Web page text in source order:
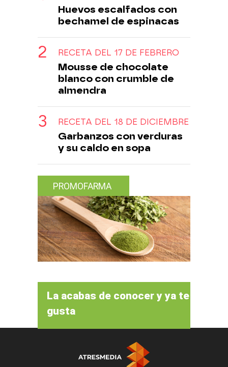
Huevos escalfados con
bechamel de espinacas
RECETA DEL 17 DE FEBRERO
Mousse de chocolate
blanco con crumble de
almendra
RECETA DEL 18 DE DICIEMBRE
Garbanzos con verduras
y su caldo en sopa
PROMOFARMA
La acabas de conocer y ya te
gusta